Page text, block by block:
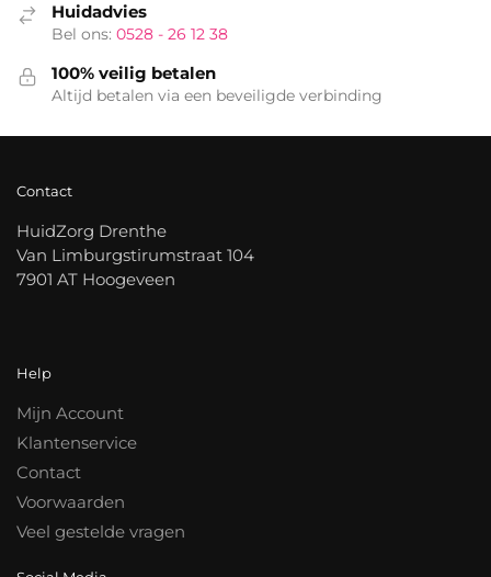
Huidadvies
Bel ons: 0528 - 26 12 38
100% veilig betalen
Altijd betalen via een beveiligde verbinding
Contact
HuidZorg Drenthe
Van Limburgstirumstraat 104
7901 AT Hoogeveen
Help
Mijn Account
Klantenservice
Contact
Voorwaarden
Veel gestelde vragen